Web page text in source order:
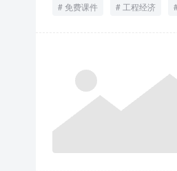
免费课件 工程经济